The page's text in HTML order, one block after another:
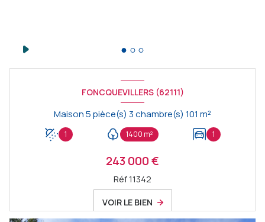
FONCQUEVILLERS (62111)
Maison 5 pièce(s) 3 chambre(s) 101 m²
1 1400 m² 1
243 000 €
Réf 11342
VOIR LE BIEN